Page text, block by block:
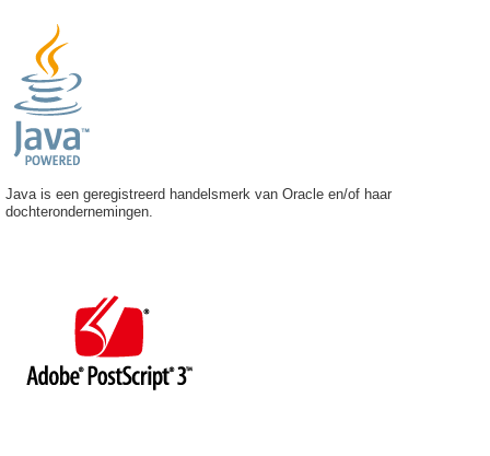
Java is een geregistreerd handelsmerk van Oracle en/of haar
dochterondernemingen.